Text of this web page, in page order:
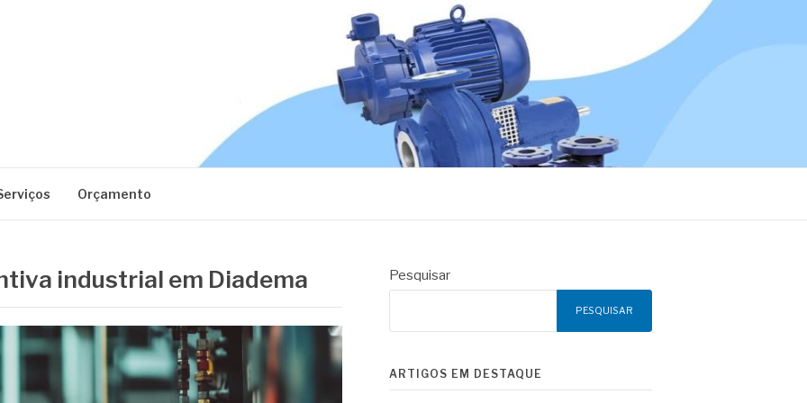
Orçamento
industrial em Diadema Pesquisar
PESQUISAR
ARTIGOS EM DESTAQUE